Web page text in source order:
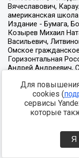
Для повышения
cookies (
сервисы
которые
Я